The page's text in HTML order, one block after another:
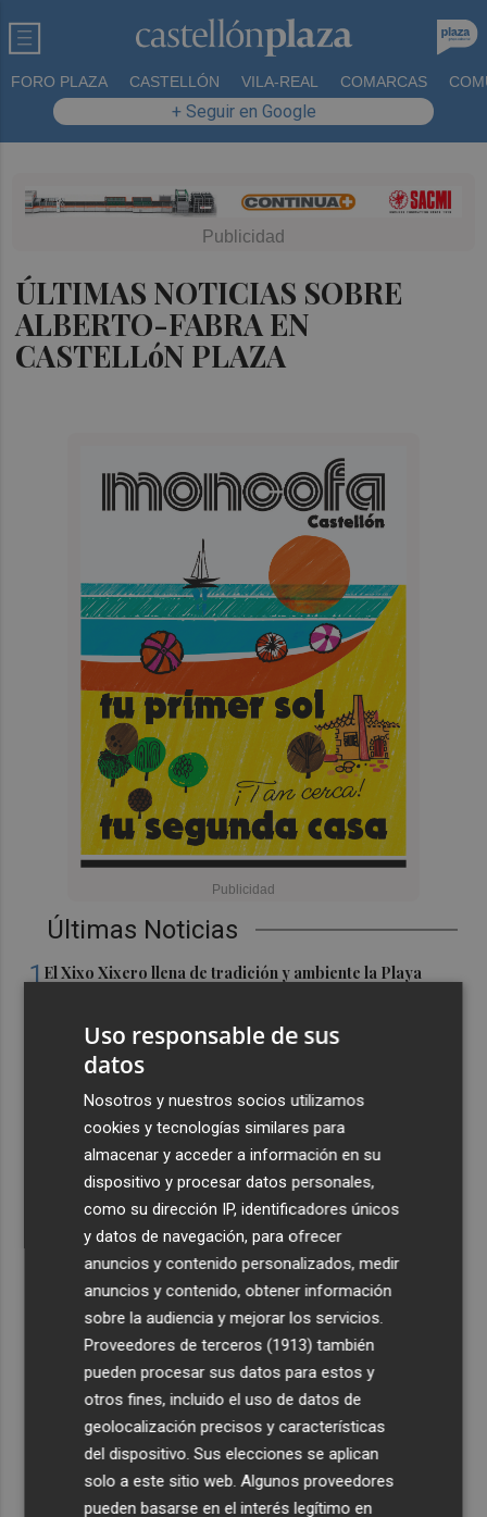
FORO PLAZA CASTELLÓN VILA-REAL COMARCAS
+ Seguir en Google
ÚLTIMAS NOTICIAS SOBRE
ALBERTO-FABRA EN
CASTELLóN PLAZA
Últimas Noticias
1El Xixo Xixero llena de tradición y ambiente la Playa
Daniel Cegarra es sexto en el Europeo élite de trial bici
en Francia y Álvaro Micol el cuarto júnior
El aeropuerto de Castellón amplía su actividad: la
escuela de pilotaje belga Skywings abrirá un nuevo
centro de formación
El incendio de Tírig obliga a evacuar a la población de
Catí y las explotaciones ganaderas
La firma Filias se adjudica el Servicio de Orientación
Familiar en Adicciones en Alicante por casi 84.000
euros y dos años
Uso responsable de sus
datos
Nosotros y nuestros socios utilizamos
cookies y tecnologías similares para
almacenar y acceder a información en su
dispositivo y procesar datos personales,
como su dirección IP, identificadores únicos
y datos de navegación, para ofrecer
anuncios y contenido personalizados, medir
anuncios y contenido, obtener información
sobre la audiencia y mejorar los servicios.
Proveedores de terceros (1913) también
pueden procesar sus datos para estos y
otros fines, incluido el uso de datos de
geolocalización precisos y características
del dispositivo. Sus elecciones se aplican
solo a este sitio web. Algunos proveedores
pueden basarse en el interés legítimo en